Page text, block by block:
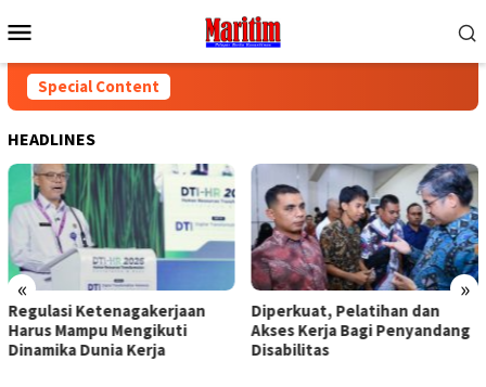
to
Menu
Special Content
HEADLINES
« »
Regulasi Ketenagakerjaan
Harus Mampu Mengikuti
Dinamika Dunia Kerja
Diperkuat, Pelatihan dan
Akses Kerja Bagi Penyandang
Disabilitas